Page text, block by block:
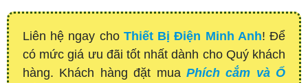
Liên hệ ngay cho Thiết Bị Điện Minh Anh! Để
có mức giá ưu đãi tốt nhất dành cho Quý khách
hàng. Khách hàng đặt mua Phích cắm và Ổ